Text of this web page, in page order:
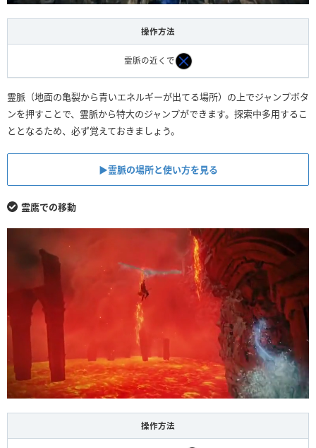
操作方法
霊脈の近くで
霊脈（地面の亀裂から青いエネルギーが出てる場所）の上でジャンプボタ
ンを押すことで、霊脈から特大のジャンプができます。探索中多用するこ
ととなるため、必ず覚えておきましょう。
▶︎霊脈の場所と使い方を見る
霊鷹での移動
操作方法